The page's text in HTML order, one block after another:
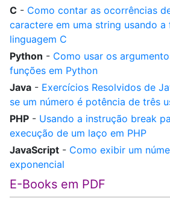
C - Como contar as ocorrências
caractere em uma string usando
linguagem C
Python - Como usar os
funções em Python
Java - Exercícios Resolvidos de
se um número é potência de três
PHP - Usando a instrução break
execução de um laço em PHP
JavaScript - Como exibir um
exponencial
E-Books em PDF